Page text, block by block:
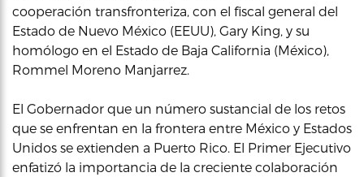
cooperación transfronteriza, con el fiscal general del
Estado de Nuevo México (EEUU), Gary King, y su
homólogo en el Estado de Baja California (México),
Rommel Moreno Manjarrez.
El Gobernador que un número sustancial de los retos
que se enfrentan en la frontera entre México y Estados
Unidos se extienden a Puerto Rico. El Primer Ejecutivo
enfatizó la importancia de la creciente colaboración